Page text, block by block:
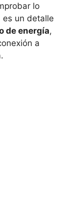
lo
es un detalle
de energía,
a